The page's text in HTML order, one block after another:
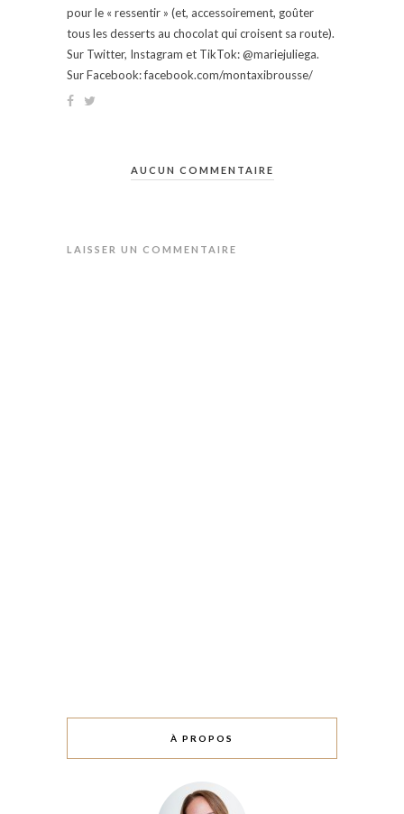
pour le « ressentir » (et, accessoirement, goûter
tous les desserts au chocolat qui croisent sa route).
Sur Twitter, Instagram et TikTok: @mariejuliega.
Sur Facebook: facebook.com/montaxibrousse/
AUCUN COMMENTAIRE
LAISSER UN COMMENTAIRE
À PROPOS